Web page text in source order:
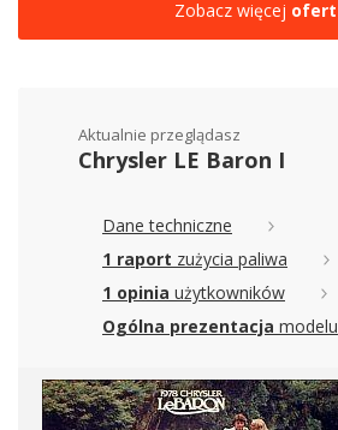
Zobacz więcej ofert
Aktualnie przeglądasz
Chrysler LE Baron I
Dane techniczne
1 raport zużycia paliwa
1 opinia użytkowników
Ogólna prezentacja modelu